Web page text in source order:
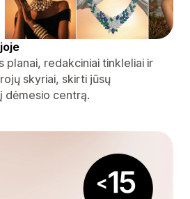
planai, redakciniai tinkleliai ir
skyriai, skirti jūsų
dėmesio centrą.